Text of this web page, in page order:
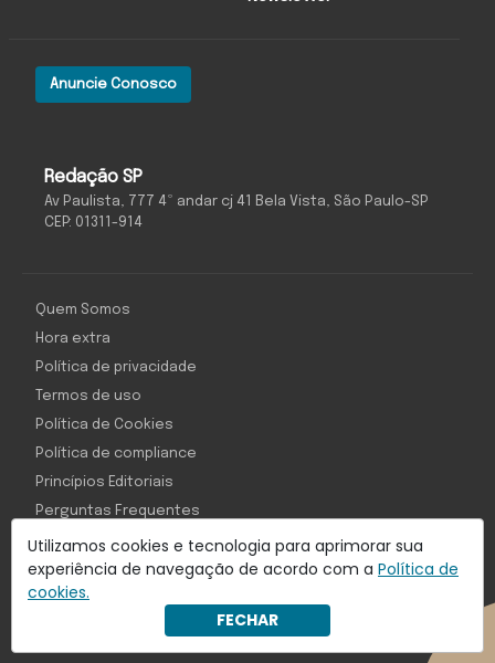
Utilizamos cookies e tecnologia para aprimorar sua
experiência de navegação de acordo com a Política de
cookies.
FECHAR
Redação SP
Av Paulista, 777 4º andar cj 41 Bela Vista, São Paulo-SP
CEP: 01311-914
Anuncie Conosco
Com inteligência e tecnologia:
Object1ve - Marketing Solution
Quem Somos
Hora extra
Política de privacidade
Termos de uso
Política de Cookies
Política de compliance
Princípios Editoriais
Perguntas Frequentes